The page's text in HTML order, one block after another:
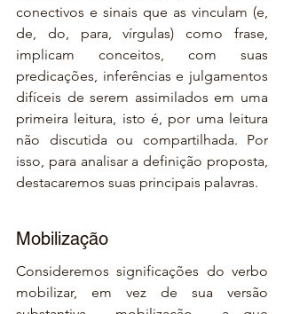
conectivos e sinais que as vinculam (e,
de, do, para, vírgulas) como frase,
implicam conceitos, com suas
predicações, inferências e julgamentos
difíceis de serem assimilados em uma
primeira leitura, isto é, por uma leitura
não discutida ou compartilhada. Por
isso, para analisar a definição proposta,
destacaremos suas principais palavras.
Mobilização
Consideremos significações do verbo
mobilizar, em vez de sua versão